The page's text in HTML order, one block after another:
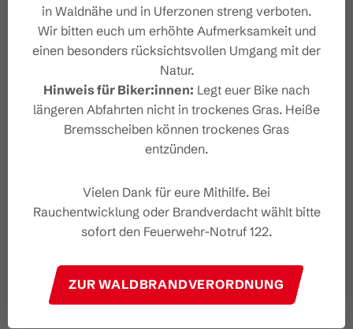
Höhenprofil
JAN FEB MÄR APR MAI JUN
SEP OKT
TEILEN
GPX DOWNLOAD
in Waldnähe und in Uferzonen streng verboten.
Wir bitten euch um erhöhte Aufmerksamkeit und
einen besonders rücksichtsvollen Umgang mit der
Natur.
Hinweis für Biker:innen: Legt euer Bike nach
längeren Abfahrten nicht in trockenes Gras. Heiße
Bremsscheiben können trockenes Gras
entzünden.
Vielen Dank für eure Mithilfe. Bei
Rauchentwicklung oder Brandverdacht wählt bitte
sofort den Feuerwehr-Notruf 122.
ZUR WALDBRANDVERORDNUNG